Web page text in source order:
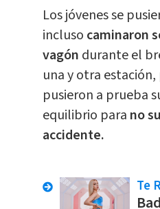
Los jóvenes se
incluso caminaron
vagón durante el
una y otra
pusieron a prueba
equilibrio para no
accidente.
Te